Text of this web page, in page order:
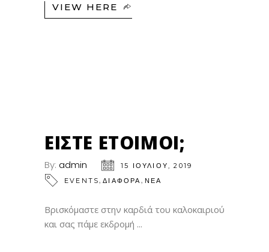
VIEW HERE
ΕΊΣΤΕ ΈΤΟΙΜΟΙ;
By: admin
15 ΙΟΥΛΊΟΥ, 2019
EVENTS,ΔΙΑΦΟΡΑ, ΝΕΑ
Βρισκόμαστε στην καρδιά του καλοκαιριού
και σας πάμε εκδρομή